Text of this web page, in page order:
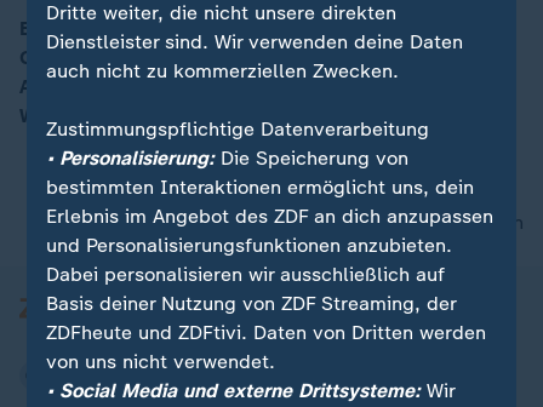
00:16
Es ist heiß und trocken in Südeuropa. In Frankreich,
Griechenland, Spanien und Portugal gibt es Brände.
Aktuell sind sie weitgehend unter Kontrolle, doch die
Waldbrandsaison hat gerade erst begonnen.
nach oben
Dritte weiter, die nicht unsere direkten
Dienstleister sind. Wir verwenden deine Daten
auch nicht zu kommerziellen Zwecken.
Zustimmungspflichtige Datenverarbeitung
• Personalisierung:Die Speicherung von
bestimmten Interaktionen ermöglicht uns, dein
Erlebnis im Angebot des ZDF an dich anzupassen
und Personalisierungsfunktionen anzubieten.
Dabei personalisieren wir ausschließlich auf
Basis deiner Nutzung von ZDF Streaming, der
ZDFheute und ZDFtivi. Daten von Dritten werden
von uns nicht verwendet.
• Social Media und externe Drittsysteme:Wir